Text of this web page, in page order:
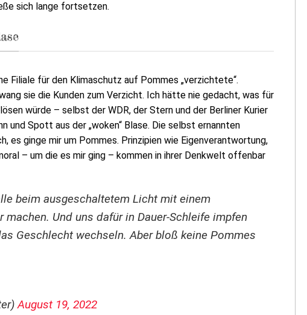
sich lange fortsetzen.
Filiale für den Klimaschutz auf Pommes „verzichtete“.
sie die Kunden zum Verzicht. Ich hätte nie gedacht, was für
würde – selbst der WDR, der Stern und der Berliner Kurier
Spott aus der „woken“ Blase. Die selbst ernannten
es ginge mir um Pommes. Prinzipien wie Eigenverantwortung,
– um die es mir ging – kommen in ihrer Denkwelt offenbar
beim ausgeschaltetem Licht mit einem
machen. Und uns dafür in Dauer-Schleife impfen
Geschlecht wechseln. Aber bloß keine Pommes
August 19, 2022